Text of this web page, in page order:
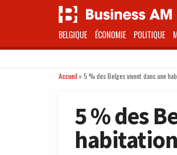
BELGIQUE ÉCONOMIE POLITIQUE
Accueil» 5 % des Belges vivent dans une
5 % des